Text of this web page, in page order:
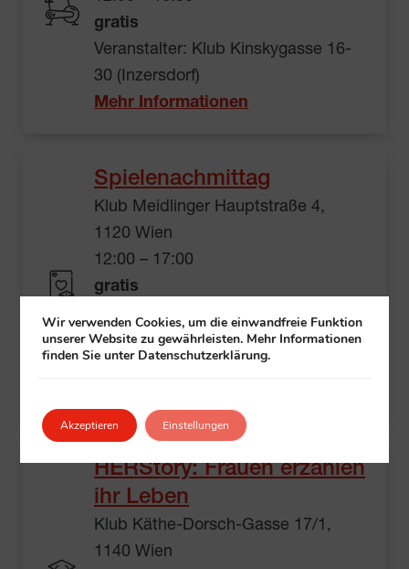
gratis
Veranstalter: Klub Kinskygasse 16-
30 (Inzersdorf)
Mehr Informationen
Spielenachmittag
Klub Meidlinger Hauptstraße 4,
1120 Wien
12:00 – 17:00
gratis
Einfach vorbeikommen
Veranstalter: Klub Meidlinger
HERStory: Frauen erzählen
ihr Leben
Klub Käthe-Dorsch-Gasse 17/1,
1140 Wien
Wir verwenden Cookies, um die einwandfreie Funktion
unserer Website zu gewährleisten. Mehr Informationen
finden Sie unter Datenschutzerklärung.
Akzeptieren Einstellungen